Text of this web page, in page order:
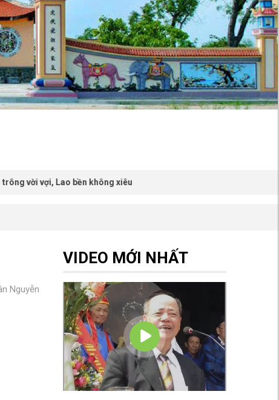
Lao bền không xiêu
Nguyễn
VIDEO MỚI NHẤT